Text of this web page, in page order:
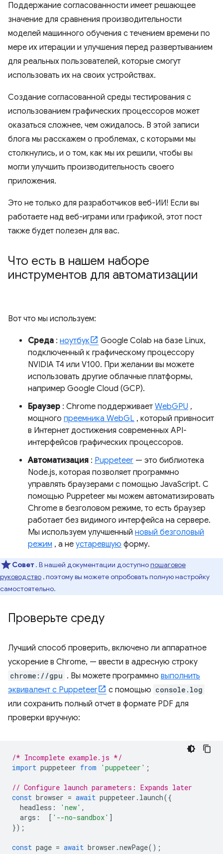
Поддержание согласованности имеет решающее
значение для сравнения производительности
моделей машинного обучения с течением времени по
мере их итерации и улучшения перед развертыванием
для реальных пользователей, которые смогут
использовать их на своих устройствах.
Создание согласованной среды тестирования с
использованием графических процессоров может
оказаться сложнее, чем ожидалось. В этой записи
блога мы расскажем о проблемах, с которыми мы
столкнулись, и о том, как мы их решили, чтобы вы
могли улучшить производительность своего
приложения.
Это не только для разработчиков веб-ИИ! Если вы
работаете над веб-играми или графикой, этот пост
также будет полезен для вас.
Что есть в нашем наборе
инструментов для автоматизации
Вот что мы используем:
Среда : ноутбук
Google Colab на базе Linux,
подключенный к графическому процессору
NVIDIA T4 или V100. При желании вы можете
использовать другие облачные платформы,
например Google Cloud (GCP).
Браузер : Chrome поддерживает WebGPU ,
мощного преемника WebGL , который привносит
в Интернет достижения современных API-
интерфейсов графических процессоров.
Автоматизация : Puppeteer — это библиотека
Node.js, которая позволяет программно
управлять браузерами с помощью JavaScript. С
помощью Puppeteer мы можем автоматизировать
Chrome в безголовом режиме, то есть браузер
работает без видимого интерфейса на сервере.
Мы используем улучшенный новый безголовый
режим , а не устаревшую форму.
Совет. В нашей документации доступнопошаговое
руководство , поэтому вы можете опробовать полную настройку
самостоятельно.
Проверьте среду
Лучший способ проверить, включено ли аппаратное
ускорение в Chrome, — ввести в адресную строку
chrome://gpu . Вы можете программно выполнить
эквивалент с Puppeteer
с помощью console.log
или сохранить полный отчет в формате PDF для
проверки вручную:
/* Incomplete example.js */
import puppeteer from 'puppeteer' ;
// Configure launch parameters: Expands later
const browser = await puppeteer . launch({
headless : 'new' ,
args : [ '--no-sandbox' ]
});
const page = await browser .newPage();